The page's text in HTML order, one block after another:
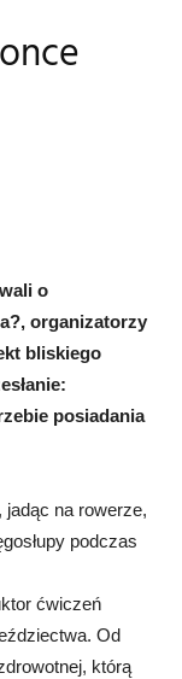
o
organizatorzy
bliskiego
posiadania
na rowerze,
podczas
ćwiczeń
Od
którą